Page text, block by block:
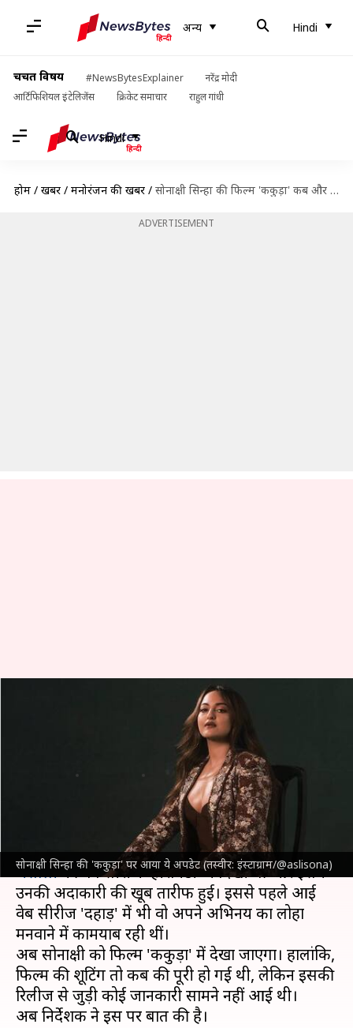
अन्य Hindi
चर्चित विषय #NewsBytesExplainer
नरेंद्र मोदी
आर्टिफिशियल इंटेलिजेंस
क्रिकेट समाचार राहुल गांधी
Hindi
होम / खबरें / मनोरंजन की खबरें / सोनाक्षी सिन्हा की फिल्म 'ककुड़ा' कब और कहां होगी रिलीज? निर्देशक ने तोड़ी चुप्पी
ADVERTISEMENT
सोनाक्षी सिन्हा की 'ककुड़ा' पर आया ये अपडेट (तस्वीर: इंस्टाग्राम/@aslisona)
सोनाक्षी सिन्हा की फिल्म 'ककुड़ा' कब
और कहां होगी रिलीज? निर्देशक ने
11:52 am
अभिनेत्री सोनाक्षी सिन्हापिछली बार निर्देशकसंजय लीला
भंसालीकी वेब सीरीज 'हीरामंडी' में दिखी थीं और इसमें
उनकी अदाकारी की खूब तारीफ हुई। इससे पहले आई
वेब सीरीज 'दहाड़' में भी वो अपने अभिनय का लोहा
मनवाने में कामयाब रही थीं।
अब सोनाक्षी को फिल्म 'ककुड़ा' में देखा जाएगा। हालांकि,
फिल्म की शूटिंग तो कब की पूरी हो गई थी, लेकिन इसकी
रिलीज से जुड़ी कोई जानकारी सामने नहीं आई थी।